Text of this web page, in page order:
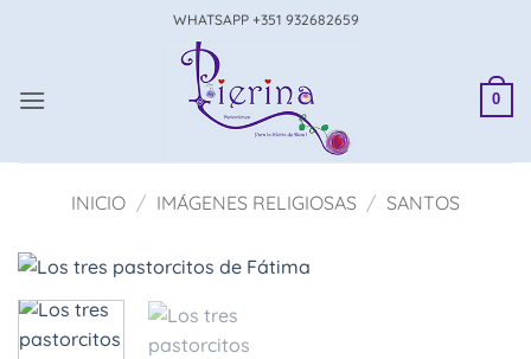
WHATSAPP +351 932682659
0
INICIO / IMÁGENES RELIGIOSAS / SANTOS